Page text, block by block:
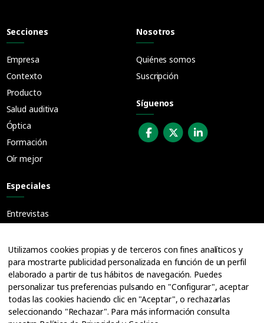
Secciones
Empresa
Contexto
Producto
Salud auditiva
Óptica
Formación
Oír mejor
Especiales
Entrevistas
Cuadernos
Ofertas de empleo
Nosotros
Quiénes somos
Suscripción
Síguenos
Utilizamos cookies propias y de terceros con fines analíticos y
para mostrarte publicidad personalizada en función de un perfil
elaborado a partir de tus hábitos de navegación. Puedes
personalizar tus preferencias pulsando en "Configurar", aceptar
todas las cookies haciendo clic en "Aceptar", o rechazarlas
seleccionando "Rechazar". Para más información consulta